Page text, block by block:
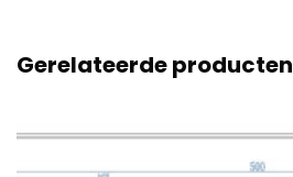
Gerelateerde producten